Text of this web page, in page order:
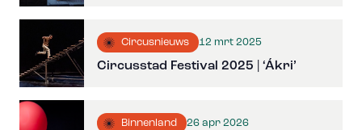
Circusnieuws 12 mrt 2025
Circusstad Festival 2025 | ‘Ákri’
Binnenland 26 apr 2026